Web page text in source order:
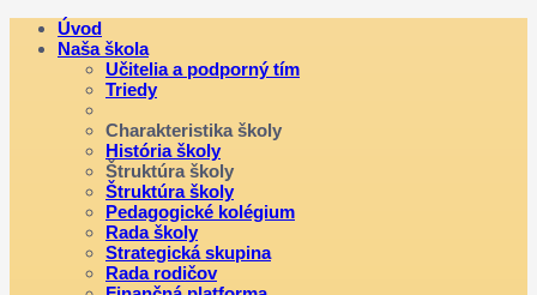
Úvod
Naša škola
Učitelia a podporný tím
Triedy
Charakteristika školy
História školy
Štruktúra školy
Štruktúra školy
Pedagogické kolégium
Rada školy
Strategická skupina
Rada rodičov